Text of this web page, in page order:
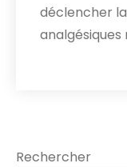
déclencher
Rechercher